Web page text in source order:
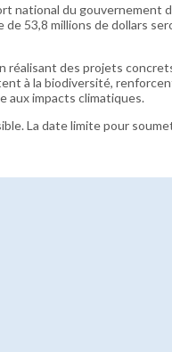
national du gouvernement
53,8 millions de dollars
des projets
à la biodiversité,
aux impacts climatiques.
La date limite pour